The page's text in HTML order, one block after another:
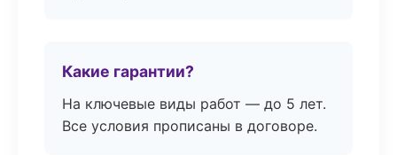
Какие гарантии?
На ключевые виды работ — до 5 лет.
Все условия прописаны в договоре.